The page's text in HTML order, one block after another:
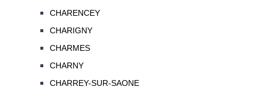
CHARENCEY
CHARIGNY
CHARMES
CHARNY
CHARREY-SUR-SAONE